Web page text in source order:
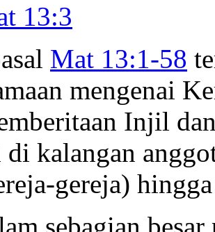
13:3
Mat 13:1-58
mengenai
Injil
kalangan
gereja)
sebagian